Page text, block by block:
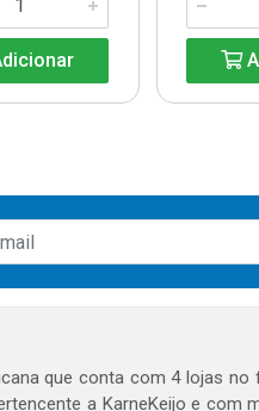
que conta com 4 lojas no
a KarneKeijo e com